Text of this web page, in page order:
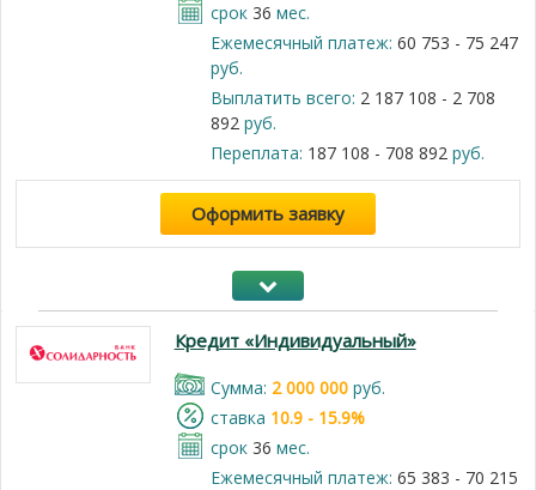
срок 36 мес.
Ежемесячный платеж: 60 753 - 75 247
руб.
Выплатить всего: 2 187 108 - 2 708
892руб.
Переплата: 187 108 - 708 892руб.
Оформить заявку
Кредит «Индивидуальный»
Cумма: 2 000 000руб.
cтавка 10.9 - 15.9%
срок 36 мес.
Ежемесячный платеж: 65 383 - 70 215